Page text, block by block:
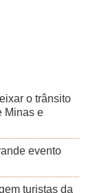
o trânsito
Minas e
evento
turistas da